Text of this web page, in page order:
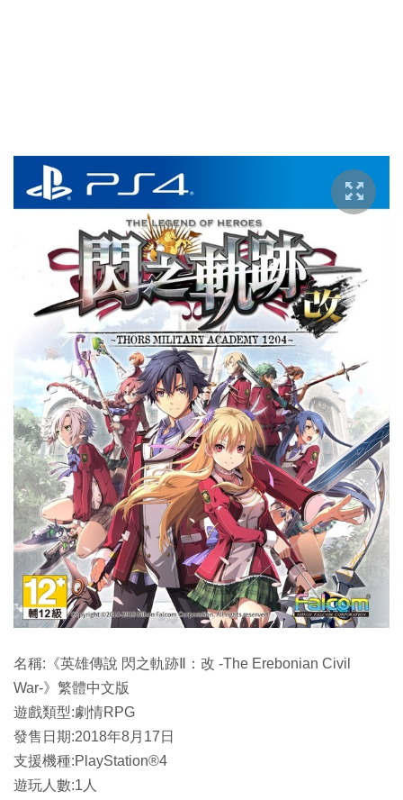
名稱:《英雄傳說 閃之軌跡Ⅱ：改 -The Erebonian Civil
War-》繁體中文版
遊戲類型:劇情RPG
發售日期:2018年8月17日
支援機種:PlayStation®4
遊玩人數:1人